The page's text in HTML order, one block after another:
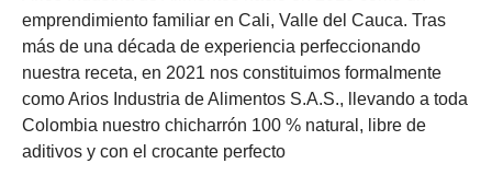
emprendimiento familiar en Cali, Valle del Cauca. Tras
más de una década de experiencia perfeccionando
nuestra receta, en 2021 nos constituimos formalmente
como Arios Industria de Alimentos S.A.S., llevando a toda
Colombia nuestro chicharrón 100 % natural, libre de
aditivos y con el crocante perfecto